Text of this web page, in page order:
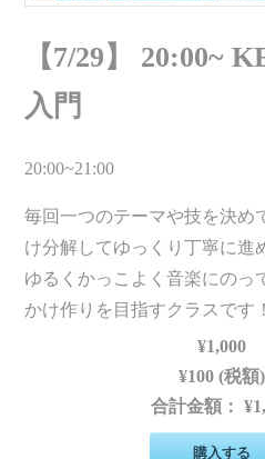
【7/29】 20:00~
入門
20:00~21:00
毎回一つのテーマや技を決め
け分解してゆっくり丁寧に進
ゆるくかっこよく音楽にのっ
かけ作りを目指すクラスです！
¥1,000
¥100 (税額)
合計金額：
購入する